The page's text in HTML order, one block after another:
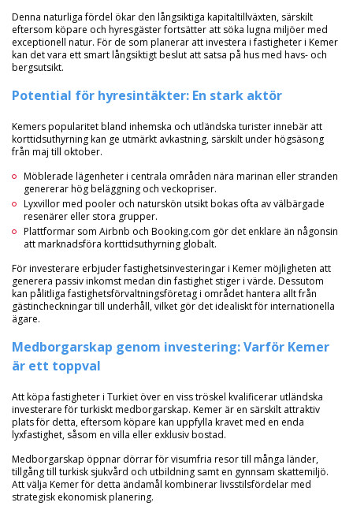
Denna naturliga fördel ökar den långsiktiga kapitaltillväxten, särskilt
eftersom köpare och hyresgäster fortsätter att söka lugna miljöer med
exceptionell natur. För de som planerar att investera i fastigheter i Kemer
kan det vara ett smart långsiktigt beslut att satsa på hus med havs- och
bergsutsikt.
Potential för hyresintäkter: En stark aktör
Kemers popularitet bland inhemska och utländska turister innebär att
korttidsuthyrning kan ge utmärkt avkastning, särskilt under högsäsong
från maj till oktober.
Möblerade lägenheter i centrala områden nära marinan eller stranden
genererar hög beläggning och veckopriser.
Lyxvillor med pooler och naturskön utsikt bokas ofta av välbärgade
resenärer eller stora grupper.
Plattformar som Airbnb och Booking.com gör det enklare än någonsin
att marknadsföra korttidsuthyrning globalt.
För investerare erbjuder fastighetsinvesteringar i Kemer möjligheten att
generera passiv inkomst medan din fastighet stiger i värde. Dessutom
kan pålitliga fastighetsförvaltningsföretag i området hantera allt från
gästincheckningar till underhåll, vilket gör det idealiskt för internationella
ägare.
Medborgarskap genom investering: Varför Kemer
är ett toppval
Att köpa fastigheter i Turkiet över en viss tröskel kvalificerar utländska
investerare för turkiskt medborgarskap. Kemer är en särskilt attraktiv
plats för detta, eftersom köpare kan uppfylla kravet med en enda
lyxfastighet, såsom en villa eller exklusiv bostad.
Medborgarskap öppnar dörrar för visumfria resor till många länder,
tillgång till turkisk sjukvård och utbildning samt en gynnsam skattemiljö.
Att välja Kemer för detta ändamål kombinerar livsstilsfördelar med
strategisk ekonomisk planering.